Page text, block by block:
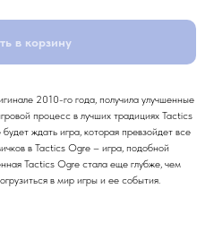
в корзину
2010-го года, получила улучшенные
процесс в лучших традициях Tactics
ждать игра, которая превзойдет все
в Tactics Ogre – игра, подобной
Tactics Ogre стала еще глубже, чем
в мир игры и ее события.